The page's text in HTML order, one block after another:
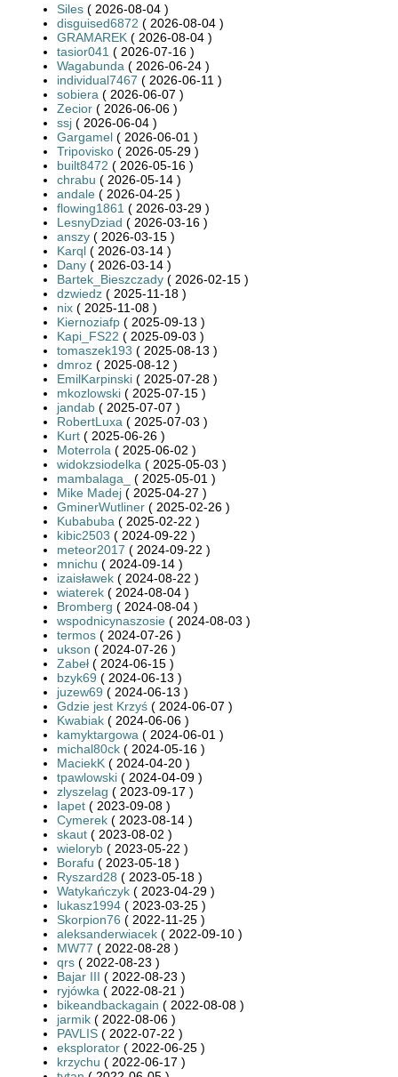
Siles ( 2026-08-04 )
disguised6872 ( 2026-08-04 )
GRAMAREK ( 2026-08-04 )
tasior041 ( 2026-07-16 )
Wagabunda ( 2026-06-24 )
individual7467 ( 2026-06-11 )
sobiera ( 2026-06-07 )
Zecior ( 2026-06-06 )
ssj ( 2026-06-04 )
Gargamel ( 2026-06-01 )
Tripovisko ( 2026-05-29 )
built8472 ( 2026-05-16 )
chrabu ( 2026-05-14 )
andale ( 2026-04-25 )
flowing1861 ( 2026-03-29 )
LesnyDziad ( 2026-03-16 )
anszy ( 2026-03-15 )
Karql ( 2026-03-14 )
Dany ( 2026-03-14 )
Bartek_Bieszczady ( 2026-02-15 )
dzwiedz ( 2025-11-18 )
nix ( 2025-11-08 )
Kiernoziafp ( 2025-09-13 )
Kapi_FS22 ( 2025-09-03 )
tomaszek193 ( 2025-08-13 )
dmroz ( 2025-08-12 )
EmilKarpinski ( 2025-07-28 )
mkozlowski ( 2025-07-15 )
jandab ( 2025-07-07 )
RobertLuxa ( 2025-07-03 )
Kurt ( 2025-06-26 )
Moterrola ( 2025-06-02 )
widokzsiodelka ( 2025-05-03 )
mambalaga_
( 2025-05-01 )
Mike Madej ( 2025-04-27 )
GminerWutliner ( 2025-02-26 )
Kubabuba ( 2025-02-22 )
kibic2503 ( 2024-09-22 )
meteor2017 ( 2024-09-22 )
mnichu ( 2024-09-14 )
izaisławek ( 2024-08-22 )
wiaterek ( 2024-08-04 )
Bromberg ( 2024-08-04 )
wspodnicynaszosie ( 2024-08-03 )
termos ( 2024-07-26 )
ukson ( 2024-07-26 )
Zabeł ( 2024-06-15 )
bzyk69 ( 2024-06-13 )
juzew69 ( 2024-06-13 )
Gdzie jest Krzyś ( 2024-06-07 )
Kwabiak ( 2024-06-06 )
kamyktargowa ( 2024-06-01 )
michal80ck ( 2024-05-16 )
MaciekK ( 2024-04-20 )
tpawlowski ( 2024-04-09 )
zlyszelag ( 2023-09-17 )
Iapet ( 2023-09-08 )
Cymerek ( 2023-08-14 )
skaut ( 2023-08-02 )
wieloryb ( 2023-05-22 )
Borafu ( 2023-05-18 )
Ryszard28 ( 2023-05-18 )
Watykańczyk ( 2023-04-29 )
lukasz1994 ( 2023-03-25 )
Skorpion76 ( 2022-11-25 )
aleksanderwiacek ( 2022-09-10 )
MW77 ( 2022-08-28 )
qrs ( 2022-08-23 )
Bajar III ( 2022-08-23 )
ryjówka ( 2022-08-21 )
bikeandbackagain ( 2022-08-08 )
jarmik ( 2022-08-06 )
PAVLIS ( 2022-07-22 )
eksplorator ( 2022-06-25 )
krzychu ( 2022-06-17 )